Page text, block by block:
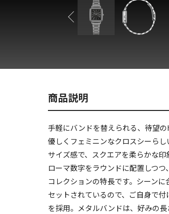
商品説明
手軽にバンドを替えられる、待望
優しくフェミニンなクロスシーら
サイズ感で、スクエアを柔らかな
ローマ数字をラウンドに配置しつ
コレクションの特長です。シーン
セットされているので、ご自身で
を採用。メタルバンドは、好みの長